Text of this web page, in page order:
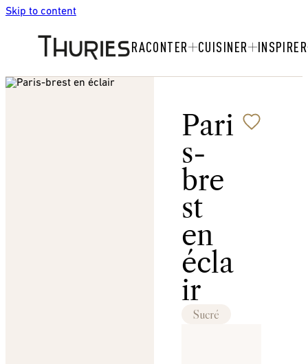
Skip to content
RACONTER CUISINER INSPIRER
Pari
s-
bre
st
en
écla
ir
Sucré